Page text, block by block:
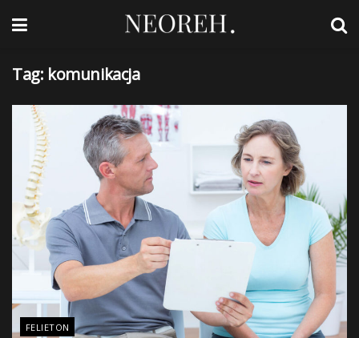
Tag: komunikacja
FELIETON